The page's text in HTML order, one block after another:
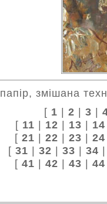
папір, змішана
[ 1 | 2 | 3 |
[ 11 | 12 | 13 | 14
[ 21 | 22 | 23 | 24
[ 31 | 32 | 33 | 34
[ 41 | 42 | 43 | 44